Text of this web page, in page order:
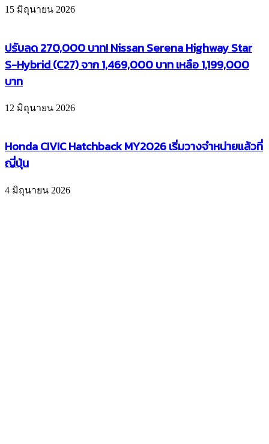
15 มิถุนายน 2026
ปรับลด 270,000 บาท! Nissan Serena Highway Star
S-Hybrid (C27) จาก 1,469,000 บาท เหลือ 1,199,000
บาท
12 มิถุนายน 2026
Honda CIVIC Hatchback MY2026 เริ่มวางจำหน่ายแล้วที่
ญี่ปุ่น
4 มิถุนายน 2026